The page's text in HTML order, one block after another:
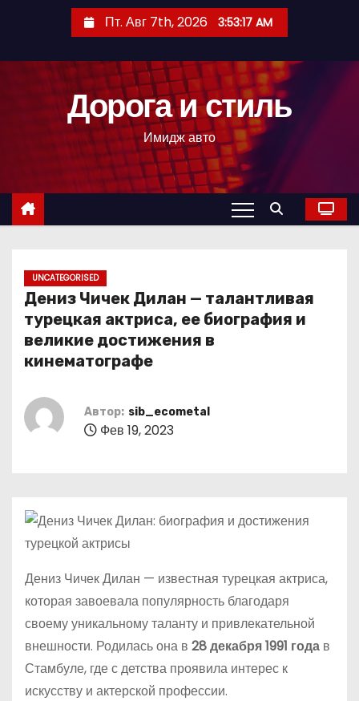
с
Пт. Авг 7th, 2026 3:53:18 AM
Дорога и стиль
Имидж авто
UNCATEGORISED
Дениз Чичек Дилан — талантливая
турецкая актриса, ее биография и
великие достижения в
кинематографе
Автор: sib_ecometal
Фев 19, 2023
Дениз Чичек Дилан — известная турецкая актриса,
которая завоевала популярность благодаря
своему уникальному таланту и привлекательной
внешности. Родилась она в 28 декабря 1991 года в
Стамбуле, где с детства проявила интерес к
искусству и актерской профессии.